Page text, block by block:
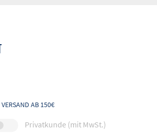
AB 150€
Privatkunde (mit MwSt.)